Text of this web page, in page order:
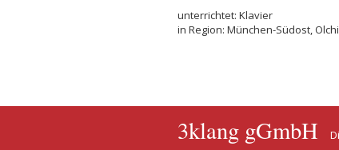
unterrichtet: Klavier
in Region: München-Südost,
3klang gGmbH